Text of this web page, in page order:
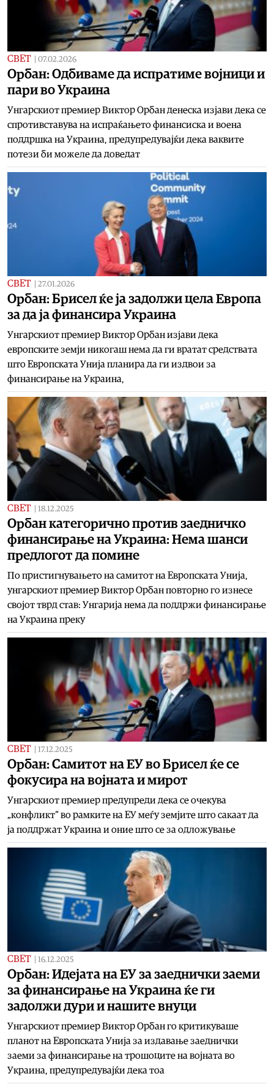
СВЕТ 07.02.2026
Орбан: Одбиваме да испратиме војници и
пари во Украина
Унгарскиот премиер Виктор Орбан денеска изјави дека се
спротивставува на испраќањето финансиска и воена
поддршка на Украина, предупредувајќи дека ваквите
потези би можеле да доведат
СВЕТ 27.01.2026
Орбан: Брисел ќе ја задолжи цела Европа
за да ја финансира Украина
Унгарскиот премиер Виктор Орбан изјави дека
европските земји никогаш нема да ги вратат средствата
што Европската Унија планира да ги издвои за
финансирање на Украина,
СВЕТ 18.12.2025
Орбан категорично против заедничко
финансирање на Украина: Нема шанси
предлогот да помине
По пристигнувањето на самитот на Европската Унија,
унгарскиот премиер Виктор Орбан повторно го изнесе
својот тврд став: Унгарија нема да поддржи финансирање
на Украина преку
СВЕТ 17.12.2025
Орбан: Самитот на ЕУ во Брисел ќе се
фокусира на војната и мирот
Унгарскиот премиер предупреди дека се очекува
„конфликт“ во рамките на ЕУ меѓу земјите што сакаат да
ја поддржат Украина и оние што се за одложување
СВЕТ 16.12.2025
Орбан: Идејата на ЕУ за заеднички заеми
за финансирање на Украина ќе ги
задолжи дури и нашите внуци
Унгарскиот премиер Виктор Орбан го критикуваше
планот на Европската Унија за издавање заеднички
заеми за финансирање на трошоците на војната во
Украина, предупредувајќи дека тоа